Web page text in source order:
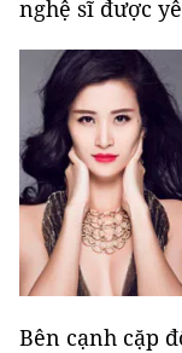
nghệ sĩ được
Bên cạnh cặp